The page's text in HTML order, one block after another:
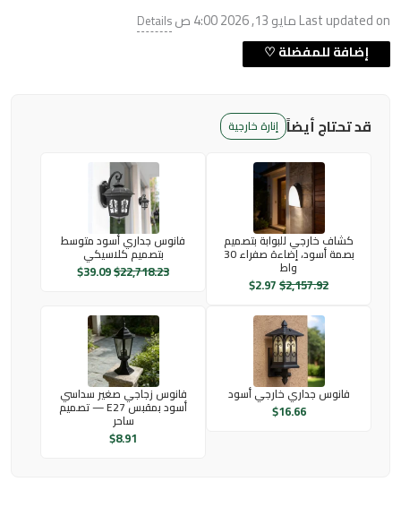
Last updated on مايو 13, 2026 4:00 ص Details
قد تحتاج أيضاً إنارة خارجية
كشاف خارجي للبوابة بتصميم
بصمة أسود، إضاءة صفراء 30
واط
$2,157.92
$2.97
فانوس جداري أسود متوسط
بتصميم كلاسيكي
$22,718.23
$39.09
فانوس جداري خارجي أسود
$16.66
فانوس زجاجي صغير سداسي
أسود بمقبس E27 — تصميم
ساحر
$8.91